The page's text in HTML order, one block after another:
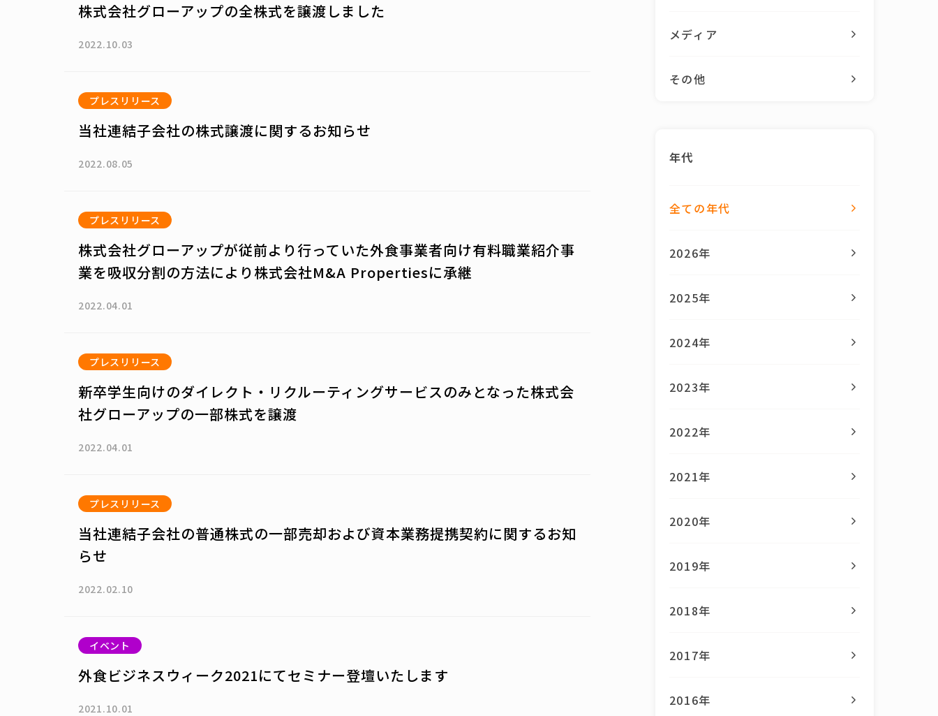
株式会社グローアップの全株式を譲渡しました
2022.10.03
プレスリリース
当社連結子会社の株式譲渡に関するお知らせ
2022.08.05
プレスリリース
株式会社グローアップが従前より行っていた外食事業者向け有料職業紹介事
業を吸収分割の方法により株式会社M&A Propertiesに承継
2022.04.01
プレスリリース
新卒学生向けのダイレクト・リクルーティングサービスのみとなった株式会
社グローアップの一部株式を譲渡
2022.04.01
プレスリリース
当社連結子会社の普通株式の一部売却および資本業務提携契約に関するお知
らせ
2022.02.10
イベント
外食ビジネスウィーク2021にてセミナー登壇いたします
2021.10.01
メディア
その他
年代
全ての年代
2026年
2025年
2024年
2023年
2022年
2021年
2020年
2019年
2018年
2017年
2016年